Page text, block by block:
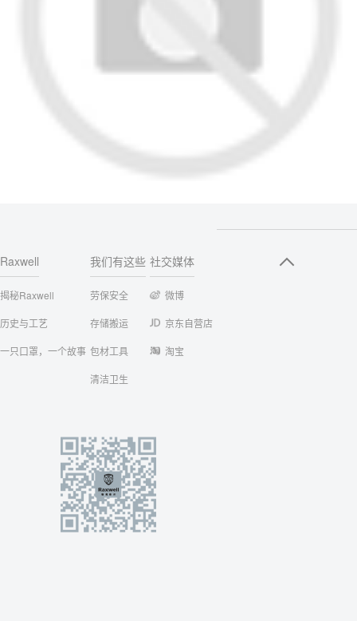
Raxwell
揭秘Raxwell
历史与工艺
一只口罩，一个故事
我们有这些
劳保安全
存储搬运
包材工具
清洁卫生
社交媒体
微博
京东自营店
淘宝